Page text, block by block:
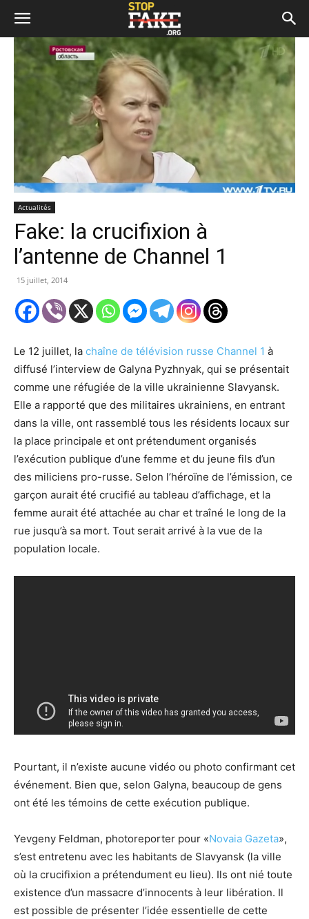
Actualités
Fake: la crucifixion à
l’antenne de Channel 1
15 juillet, 2014
Le 12 juillet, la chaîne de télévision russe Channel 1 à
diffusé l’interview de Galyna Pyzhnyak, qui se présentait
comme une réfugiée de la ville ukrainienne Slavyansk.
Elle a rapporté que des militaires ukrainiens, en entrant
dans la ville, ont rassemblé tous les résidents locaux sur
la place principale et ont prétendument organisés
l’exécution publique d’une femme et du jeune fils d’un
des miliciens pro-russe. Selon l’héroïne de l’émission, ce
garçon aurait été crucifié au tableau d’affichage, et la
femme aurait été attachée au char et traîné le long de la
rue jusqu’à sa mort. Tout serait arrivé à la vue de la
population locale.
Pourtant, il n’existe aucune vidéo ou photo confirmant cet
événement. Bien que, selon Galyna, beaucoup de gens
ont été les témoins de cette exécution publique.
Yevgeny Feldman, photoreporter pour «Novaia Gazeta»,
s’est entretenu avec les habitants de Slavyansk (la ville
où la crucifixion a prétendument eu lieu). Ils ont nié toute
existence d’un massacre d’innocents à leur libération. Il
est possible de présenter l’idée essentielle de cette